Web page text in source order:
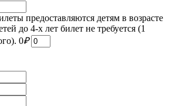
предоставляются детям в возрасте
до 4-х лет билет не требуется (1
0₽